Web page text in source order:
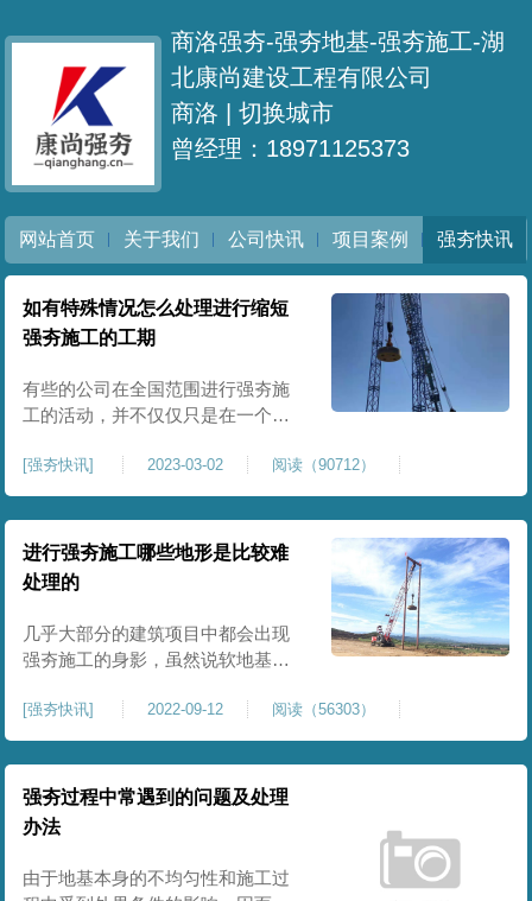
商洛强夯-强夯地基-强夯施工-湖
北康尚建设工程有限公司
商洛 |切换城市
曾经理：18971125373
网站首页 关于我们 公司快讯 项目案例 强夯快讯
如有特殊情况怎么处理进行缩短
强夯施工的工期
有些的公司在全国范围进行强夯施
工的活动，并不仅仅只是在一个区
工程都是完美的对接，不能够这边
完工了就刚好赶上另外一个工程开
工。如今强夯施工竞争也是十分的
激烈，在大多数情况下无论是为了
自己的经济收入还是人脉来讲，凡
是能接到手的强夯工程都会接下
来。那么在强夯设备数量有限，工
期
[强夯快讯] 2023-03-02 阅读（90712）
进行强夯施工哪些地形是比较难
处理的
几乎大部分的建筑项目中都会出现
强夯施工的身影，虽然说软地基处
强夯施工是相对划算的一种处理方
式。但也不是所有的地形地基土质
都能够完美的使用强夯法。 一般在
工程洽谈的时候，强夯施工队会到
当地去进行地形勘察以及简单的试
夯，这也涉及到强夯价
[强夯快讯] 2022-09-12 阅读（56303）
强夯过程中常遇到的问题及处理
办法
由于地基本身的不均匀性和施工过